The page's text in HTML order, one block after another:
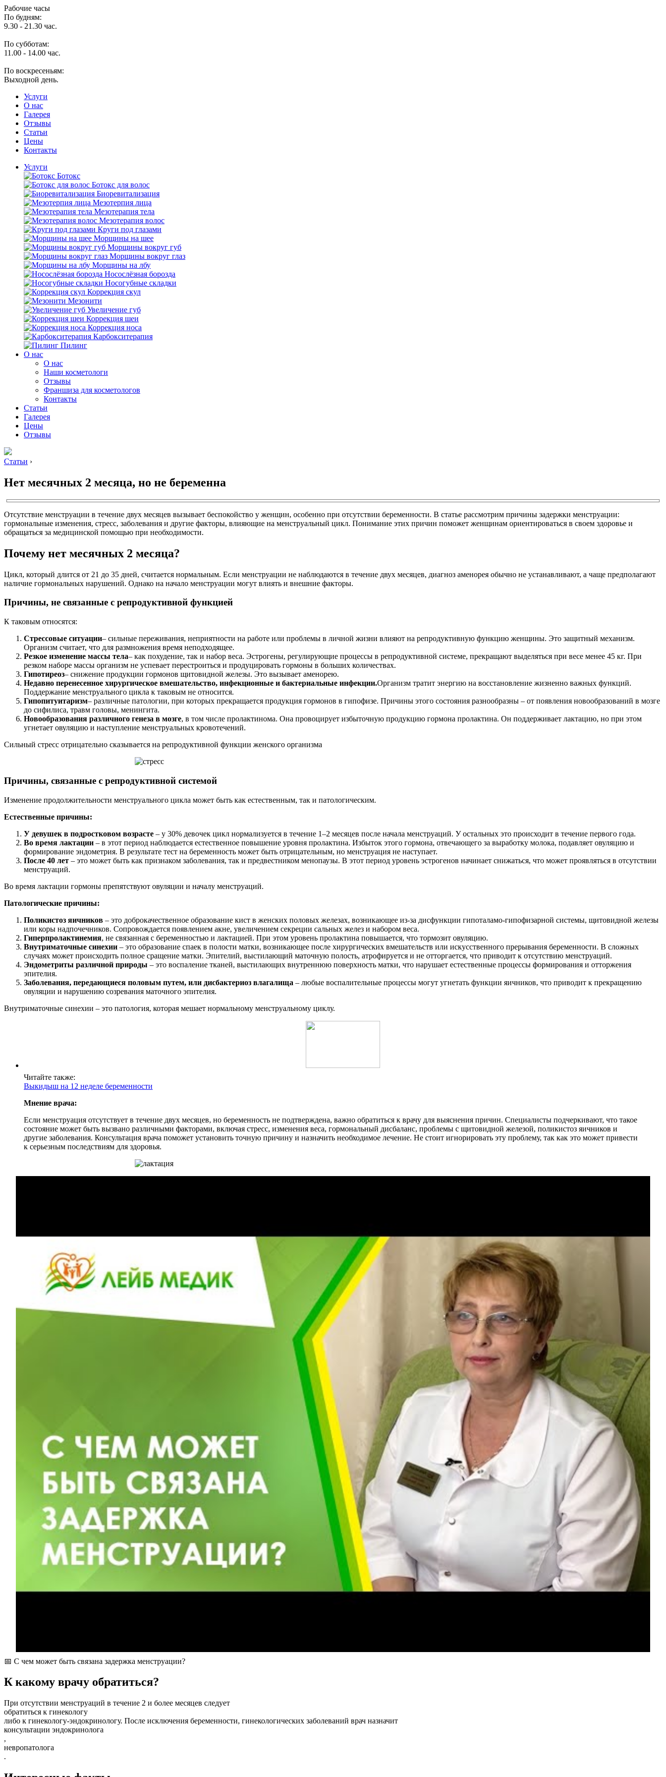
Рабочие часы
По будням:
9.30 - 21.30 час.
По субботам:
11.00 - 14.00 час.
По воскресеньям:
Выходной день.
Услуги
O нас
Галерея
Отзывы
Статьи
Цены
Контакты
Услуги
Ботокс
Ботокс для волос
Биоревитализация
Мезотерпия лица
Мезотерапия тела
Мезотерапия волос
Круги под глазами
Морщины на шее
Морщины вокруг губ
Морщины вокруг глаз
Морщины на лбу
Носослёзная борозда
Носогубные складки
Коррекция скул
Мезонити
Увеличение губ
Коррекция шеи
Коррекция носа
Карбокситерапия
Пилинг
O нас
O нас
Наши косметологи
Отзывы
Франшиза для косметологов
Контакты
Статьи
Галерея
Цены
Отзывы
Статьи ›
Нет месячных 2 месяца, но не беременна
Отсутствие менструации в течение двух месяцев вызывает беспокойство у женщин, особенно при отсутствии беременности. В статье рассмотрим причины задержки менструации:
гормональные изменения, стресс, заболевания и другие факторы, влияющие на менструальный цикл. Понимание этих причин поможет женщинам ориентироваться в своем здоровье и
обращаться за медицинской помощью при необходимости.
Почему нет месячных 2 месяца?
Цикл, который длится от 21 до 35 дней, считается нормальным. Если менструации не наблюдаются в течение двух месяцев, диагноз аменорея обычно не устанавливают, а чаще предполагают
наличие гормональных нарушений. Однако на начало менструации могут влиять и внешние факторы.
Причины, не связанные с репродуктивной функцией
К таковым относятся:
Стрессовые ситуации– сильные переживания, неприятности на работе или проблемы в личной жизни влияют на репродуктивную функцию женщины. Это защитный механизм.
Организм считает, что для размножения время неподходящее.
Резкое изменение массы тела– как похудение, так и набор веса. Эстрогены, регулирующие процессы в репродуктивной системе, прекращают выделяться при весе менее 45 кг. При
резком наборе массы организм не успевает перестроиться и продуцировать гормоны в больших количествах.
Гипотиреоз– снижение продукции гормонов щитовидной железы. Это вызывает аменорею.
Недавно перенесенное хирургическое вмешательство, инфекционные и бактериальные инфекции.Организм тратит энергию на восстановление жизненно важных функций.
Поддержание менструального цикла к таковым не относится.
Гипопитуитаризм– различные патологии, при которых прекращается продукция гормонов в гипофизе. Причины этого состояния разнообразны – от появления новообразований в мозге
до сифилиса, травм головы, менингита.
Новообразования различного генеза в мозге, в том числе пролактинома. Она провоцирует избыточную продукцию гормона пролактина. Он поддерживает лактацию, но при этом
угнетает овуляцию и наступление менструальных кровотечений.
Сильный стресс отрицательно сказывается на репродуктивной функции женского организма
Причины, связанные с репродуктивной системой
Изменение продолжительности менструального цикла может быть как естественным, так и патологическим.
Естественные причины:
У девушек в подростковом возрасте – у 30% девочек цикл нормализуется в течение 1–2 месяцев после начала менструаций. У остальных это происходит в течение первого года.
Во время лактации – в этот период наблюдается естественное повышение уровня пролактина. Избыток этого гормона, отвечающего за выработку молока, подавляет овуляцию и
формирование эндометрия. В результате тест на беременность может быть отрицательным, но менструация не наступает.
После 40 лет – это может быть как признаком заболевания, так и предвестником менопаузы. В этот период уровень эстрогенов начинает снижаться, что может проявляться в отсутствии
менструаций.
Во время лактации гормоны препятствуют овуляции и началу менструаций.
Патологические причины:
Поликистоз яичников – это доброкачественное образование кист в женских половых железах, возникающее из-за дисфункции гипоталамо-гипофизарной системы, щитовидной железы
или коры надпочечников. Сопровождается появлением акне, увеличением секреции сальных желез и набором веса.
Гиперпролактинемия, не связанная с беременностью и лактацией. При этом уровень пролактина повышается, что тормозит овуляцию.
Внутриматочные синехии – это образование спаек в полости матки, возникающее после хирургических вмешательств или искусственного прерывания беременности. В сложных
случаях может происходить полное сращение матки. Эпителий, выстилающий маточную полость, атрофируется и не отторгается, что приводит к отсутствию менструаций.
Эндометриты различной природы – это воспаление тканей, выстилающих внутреннюю поверхность матки, что нарушает естественные процессы формирования и отторжения
эпителия.
Заболевания, передающиеся половым путем, или дисбактериоз влагалища – любые воспалительные процессы могут угнетать функции яичников, что приводит к прекращению
овуляции и нарушению созревания маточного эпителия.
Внутриматочные синехии – это патология, которая мешает нормальному менструальному циклу.
Читайте также:
Выкидыш на 12 неделе беременности
Мнение врача:
Если менструация отсутствует в течение двух месяцев, но беременность не подтверждена, важно обратиться к врачу для выяснения причин. Специалисты подчеркивают, что такое
состояние может быть вызвано различными факторами, включая стресс, изменения веса, гормональный дисбаланс, проблемы с щитовидной железой, поликистоз яичников и
другие заболевания. Консультация врача поможет установить точную причину и назначить необходимое лечение. Не стоит игнорировать эту проблему, так как это может привести
к серьезным последствиям для здоровья.
📅 С чем может быть связана задержка менструации?
К какому врачу обратиться?
При отсутствии менструаций в течение 2 и более месяцев следует
обратиться к гинекологу
либо к гинекологу-эндокринологу. После исключения беременности, гинекологических заболеваний врач назначит
консультации эндокринолога
,
невропатолога
.